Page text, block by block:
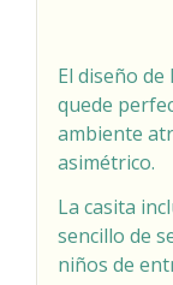
El diseño
quede
ambiente
asimétrico.
La casita
sencillo de
niños de